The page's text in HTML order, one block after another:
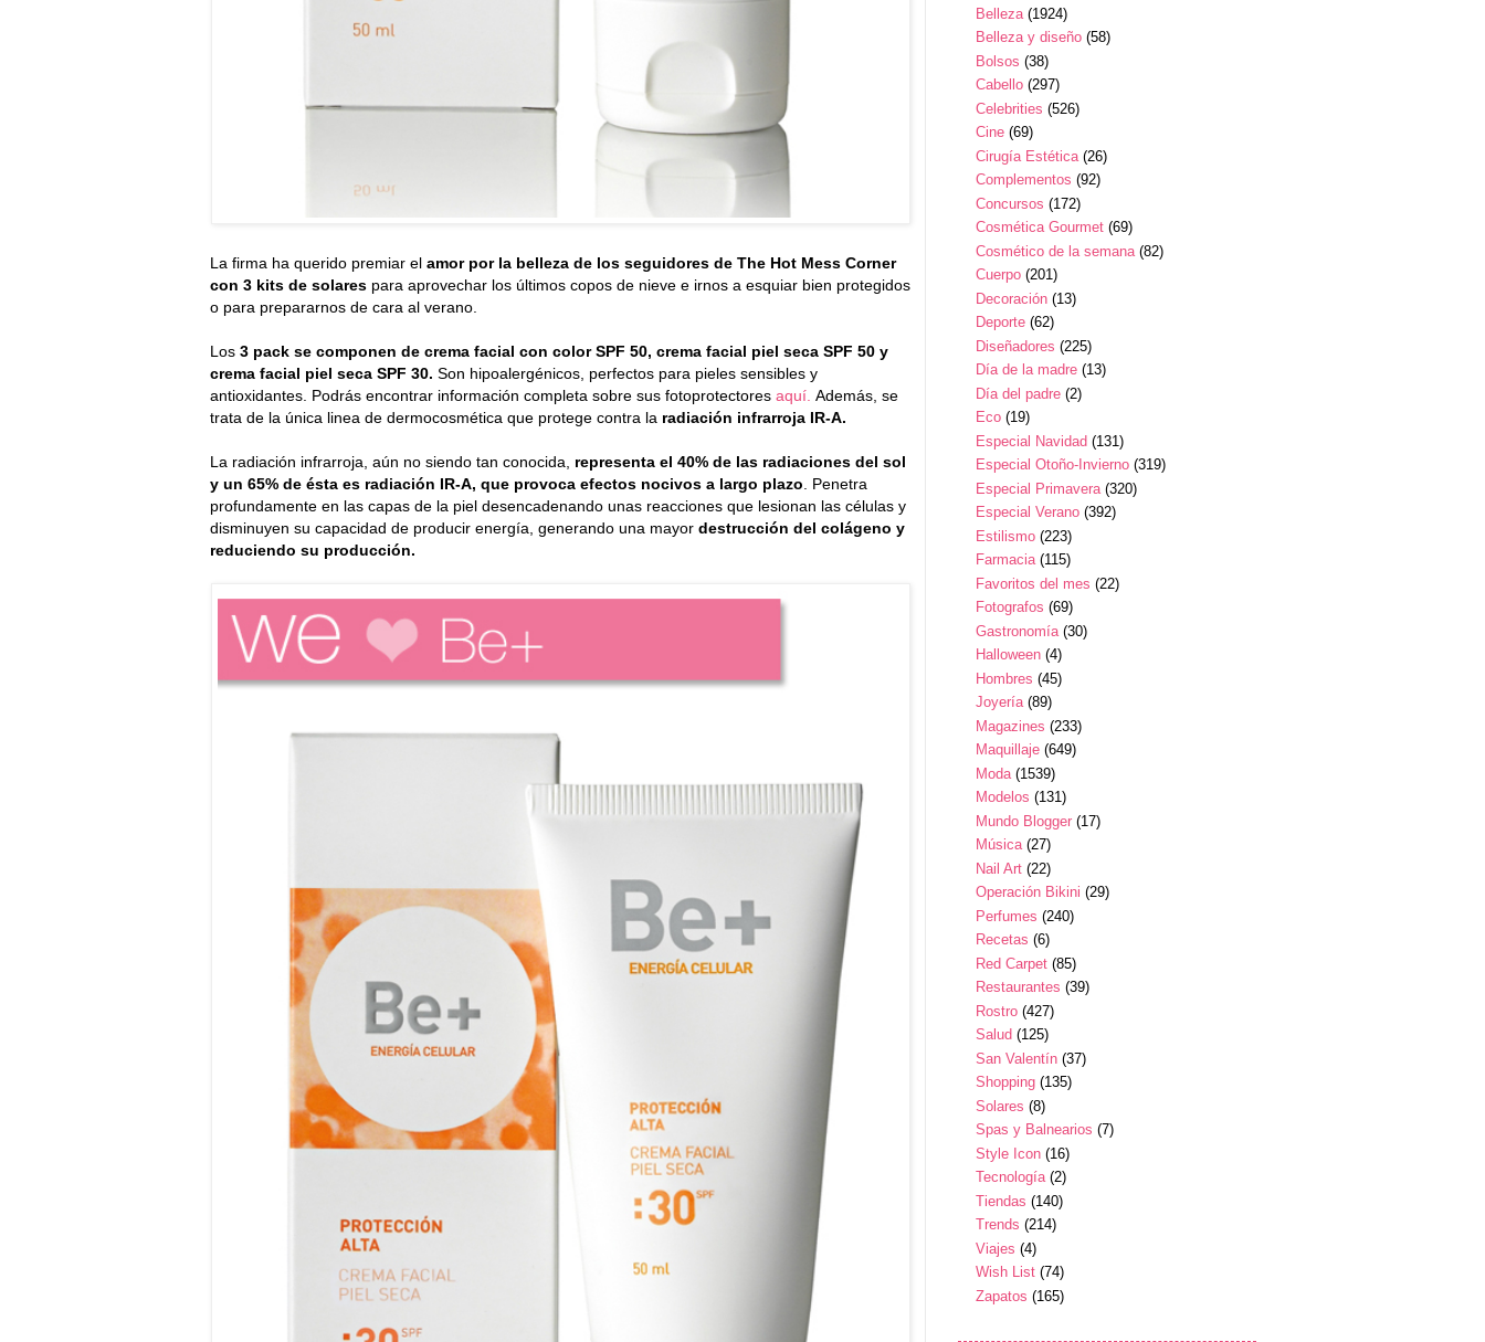
La firma ha querido premiar el amor por la belleza de los seguidores de The Hot Mess Corner
con 3 kits de solares para aprovechar los últimos copos de nieve e irnos a esquiar bien protegidos
o para prepararnos de cara al verano.
Los 3 pack se componen de crema facial con color SPF 50, crema facial piel seca SPF 50 y
crema facial piel seca SPF 30. Son hipoalergénicos, perfectos para pieles sensibles y
antioxidantes. Podrás encontrar información completa sobre sus fotoprotectores aquí. Además, se
trata de la única linea de dermocosmética que protege contra la radiación infrarroja IR-A.
La radiación infrarroja, aún no siendo tan conocida, representa el 40% de las radiaciones del sol
y un 65% de ésta es radiación IR-A, que provoca efectos nocivos a largo plazo . Penetra
profundamente en las capas de la piel desencadenando unas reacciones que lesionan las células y
disminuyen su capacidad de producir energía, generando una mayor destrucción del colágeno y
reduciendo su producción.
Belleza (1924)
Belleza y diseño (58)
Bolsos (38)
Cabello (297)
Celebrities (526)
Cine (69)
Cirugía Estética (26)
Complementos (92)
Concursos (172)
Cosmética Gourmet (69)
Cosmético de la semana (82)
Cuerpo (201)
Decoración (13)
Deporte (62)
Diseñadores (225)
Día de la madre (13)
Día del padre (2)
Eco (19)
Especial Navidad (131)
Especial Otoño-Invierno (319)
Especial Primavera (320)
Especial Verano (392)
Estilismo (223)
Farmacia (115)
Favoritos del mes (22)
Fotografos (69)
Gastronomía (30)
Halloween (4)
Hombres (45)
Joyería (89)
Magazines (233)
Maquillaje (649)
Moda (1539)
Modelos (131)
Mundo Blogger (17)
Música (27)
Nail Art (22)
Operación Bikini (29)
Perfumes (240)
Recetas (6)
Red Carpet (85)
Restaurantes (39)
Rostro (427)
Salud (125)
San Valentín (37)
Shopping (135)
Solares (8)
Spas y Balnearios (7)
Style Icon (16)
Tecnología (2)
Tiendas (140)
Trends (214)
Viajes (4)
Wish List (74)
Zapatos (165)